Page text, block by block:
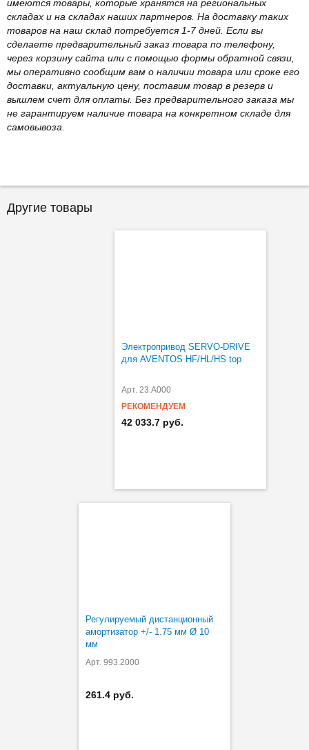
имеются товары, которые хранятся на региональных
складах и на складах наших партнеров. На доставку таких
товаров на наш склад потребуется 1-7 дней. Если вы
сделаете предварительный заказ товара по телефону,
через корзину сайта или с помощью формы обратной связи,
мы оперативно сообщим вам о наличии товара или сроке его
доставки, актуальную цену, поставим товар в резерв и
вышлем счет для оплаты. Без предварительного заказа мы
не гарантируем наличие товара на конкретном складе для
самовывоза.
Другие товары
Электропривод SERVO-DRIVE
для AVENTOS HF/HL/HS top
Арт. 23.A000
РЕКОМЕНДУЕМ
42 033.7 руб.
Регулируемый дистанционный
амортизатор +/- 1.75 мм Ø 10
мм
Арт. 993.2000
261.4 руб.